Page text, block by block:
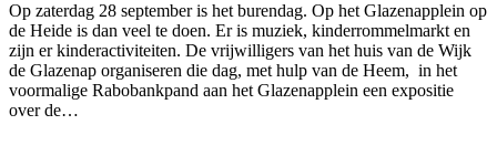
Op zaterdag 28 september is het burendag. Op het Glazenapplein op
de Heide is dan veel te doen. Er is muziek, kinderrommelmarkt en
zijn er kinderactiviteiten. De vrijwilligers van het huis van de Wijk
de Glazenap organiseren die dag, met hulp van de Heem, in het
voormalige Rabobankpand aan het Glazenapplein een expositie
over de…